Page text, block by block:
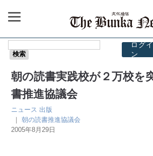
ログイ
ン
朝の読書実践校が２万校を
書推進協議会
ニュース 出版
｜朝の読書推進協議会
2005年8月29日